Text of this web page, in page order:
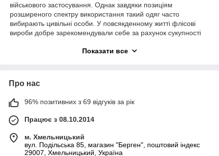
військового застосування. Однак завдяки позиціям
розширеного спектру використання такий одяг часто
вибирають цивільні особи. У повсякденному житті флісові
вироби добре зарекомендували себе за рахунок сукупності
варіантом для прогулянок, занять спортом на відкритому
Флісова кофта М-Tac, Camo-Tec, Helikon-Tex та інших
багатошарового всепогодного одягу. При створенні таких
фурнітури, матеріалів виробу, тому що в критичній ситуації
дуже важлива надійність.
Показати все
Про нас
96% позитивних з 69 відгуків за рік
Працює з 08.10.2014
м. Хмельницький
вул. Подільська 85, магазин "Берген", поштовий індекс
29007, Хмельницький, Україна